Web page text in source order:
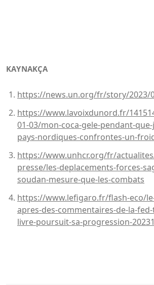
KAYNAKÇA
https://news.un.org/fr/story/2023/
https://www.lavoixdunord.fr/
01-03/mon-coca-gele-pendant-
pays-nordiques-confrontes-un-
https://www.unhcr.org/fr/
presse/les-deplacements-forces-
soudan-mesure-que-les-combats
https://www.lefigaro.fr/flash-eco/
apres-des-commentaires-de-la-
livre-poursuit-sa-progression-